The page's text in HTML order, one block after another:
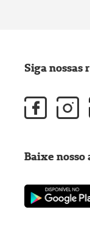
Siga nossas
Baixe